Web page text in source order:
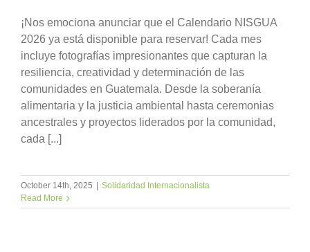
¡Nos emociona anunciar que el Calendario NISGUA
2026 ya está disponible para reservar! Cada mes
incluye fotografías impresionantes que capturan la
resiliencia, creatividad y determinación de las
comunidades en Guatemala. Desde la soberanía
alimentaria y la justicia ambiental hasta ceremonias
ancestrales y proyectos liderados por la comunidad,
cada [...]
October 14th, 2025 | Solidaridad Internacionalista
Read More